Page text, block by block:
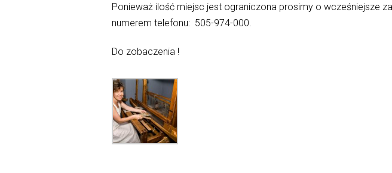
Ponieważ ilość miejsc jest ograniczona prosimy o wcześniejsze
numerem telefonu: 505-974-000.
Do zobaczenia !